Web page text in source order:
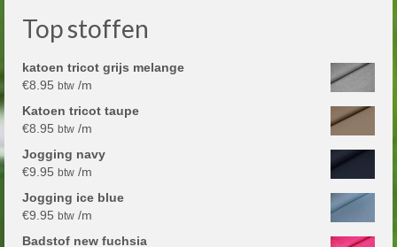
Top stoffen
katoen tricot grijs melange
€8.95 btw /m
Katoen tricot taupe
€8.95 btw /m
Jogging navy
€9.95 btw /m
Jogging ice blue
€9.95 btw /m
Badstof new fuchsia